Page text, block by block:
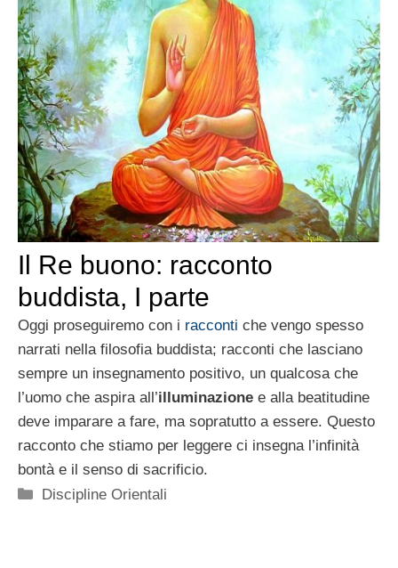
Il Re buono: racconto
buddista, I parte
Oggi proseguiremo con i racconti che vengo spesso
narrati nella filosofia buddista; racconti che lasciano
sempre un insegnamento positivo, un qualcosa che
l’uomo che aspira all’illuminazione e alla beatitudine
deve imparare a fare, ma sopratutto a essere. Questo
racconto che stiamo per leggere ci insegna l’infinità
bontà e il senso di sacrificio.
Categorie
Discipline Orientali